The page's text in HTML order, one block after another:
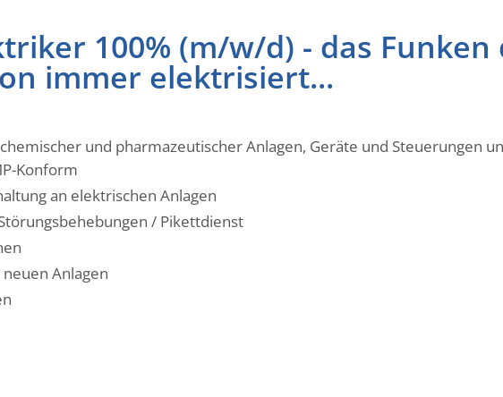
100% (m/w/d) - das Funken
immer elektrisiert...
und pharmazeutischer Anlagen, Geräte und Steuerungen
Konform
an elektrischen Anlagen
/ Pikettdienst
Anlagen